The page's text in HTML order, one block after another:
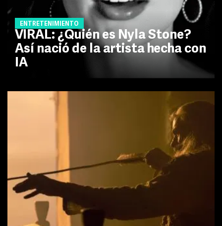
ENTRETENIMIENTO
VIRAL: ¿Quién es Nyla Stone?
Así nació de la artista hecha con
IA